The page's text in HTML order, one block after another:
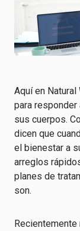
Aquí en
para
sus cuerpos.
dicen que
el bienestar a
arreglos
planes de
son.